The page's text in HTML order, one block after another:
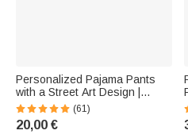
Personalized Pajama Pants
with a Street Art Design |
Featuring a Graffiti Name |
Pajama Pants | Everyday
Birthday Gift for Men, Women,
(61)
20,00 €